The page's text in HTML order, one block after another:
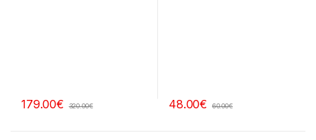
179.00€ 320.00€ 48.00€ 60.00€